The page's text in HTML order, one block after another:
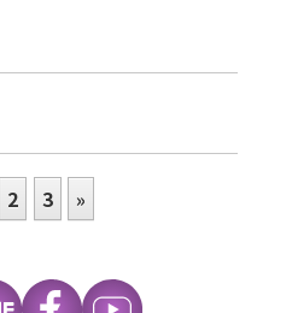
2 3 »